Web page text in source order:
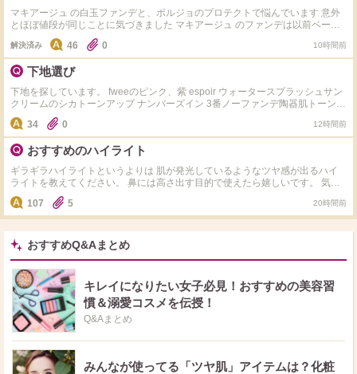
マキアージュ の白玉ファンデと、ポルジョのプロテクトで悩んでいます 意外
とほぼ値段が同じことに気づきました マキアージュ のファンデは以前ベージ
ュの方を買ったことがあり、手でテキトーに塗ると鼻や頬に毛穴落ちするなと
いう感じがありました ポルジョは店頭でBAさんが試させてくれたのは手の甲
だったので、キレイですが実際に顔に塗るとどうなのかな？と思っています
解決済み 46 0 10時間前
下地選び
下地を探しています。 fweeのピンク、紫 espoir ウォータースプラッシュサン
クリームのシカトーンアップ ナンバーズイン 3番ノーファンデ陶器肌トーンア
ップUVクリームEX の下地の中で ①乾燥しない ②皮脂崩れもしにくい ③(こっ
くりした重いテクスチャのは苦手なので)伸びがよく、軽い着け心地 に1番当て
はまる下地はどれですか？ 乾燥せずに皮脂崩れもしにくく崩れ方が綺麗な下
地を探してます。 また、重いテクスチャだと伸ばす時にムラになったり時間
がかかるのでサッと伸ばせるのがいいです どなたか教えてください！
34 0 12時間前
おすすめのハイライト
ギラギラハイライトというよりは 肌が発光しているようなツヤ感が出るハイ
ライトを教えてください。 鼻には高さ出す目的で使えたら嬉しいです。 気に
なってるのは以下の4つです。 ・Dior ディオールスキン フォーエヴァー グロ
ウ マキシマイザー ・Dior ディオールスキン フォーエヴァー グロウ マキシマ
イザー ・Diorバックステージ グロウ マキシマイザー パレット ・NARSライト
リフレクティング ルミナイジングスティック ・
107 5 20時間前
おすすめQ&Aまとめ
キレイになりたい女子必見！おすすめの美容習
慣＆溺愛コスメを伝授！
Q&Aまとめ
みんなが使ってる「ツヤ肌」アイテムは？化粧